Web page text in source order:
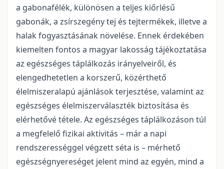
a gabonafélék, különösen a teljes kiőrlésű
gabonák, a zsírszegény tej és tejtermékek, illetve a
halak fogyasztásának növelése. Ennek érdekében
kiemelten fontos a magyar lakosság tájékoztatása
az egészséges táplálkozás irányelveiről, és
elengedhetetlen a korszerű, közérthető
élelmiszeralapú ajánlások terjesztése, valamint az
egészséges élelmiszerválaszték biztosítása és
elérhetővé tétele. Az egészséges táplálkozáson túl
a megfelelő fizikai aktivitás – már a napi
rendszerességgel végzett séta is – mérhető
egészségnyereséget jelent mind az egyén, mind a